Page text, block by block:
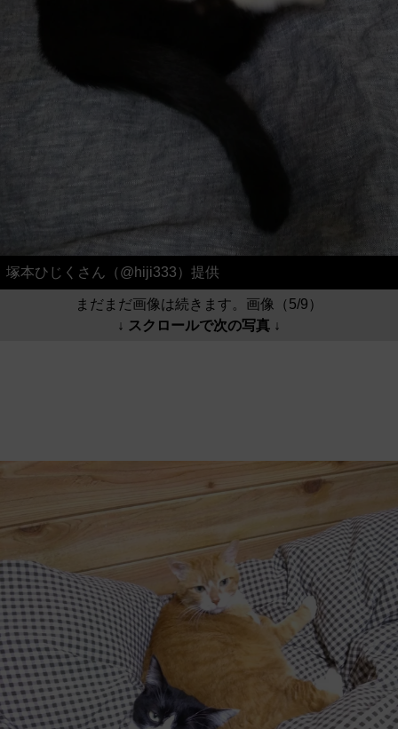
塚本ひじくさん（@hiji333）提供
まだまだ画像は続きます。画像（5/9）
↓ スクロールで次の写真 ↓